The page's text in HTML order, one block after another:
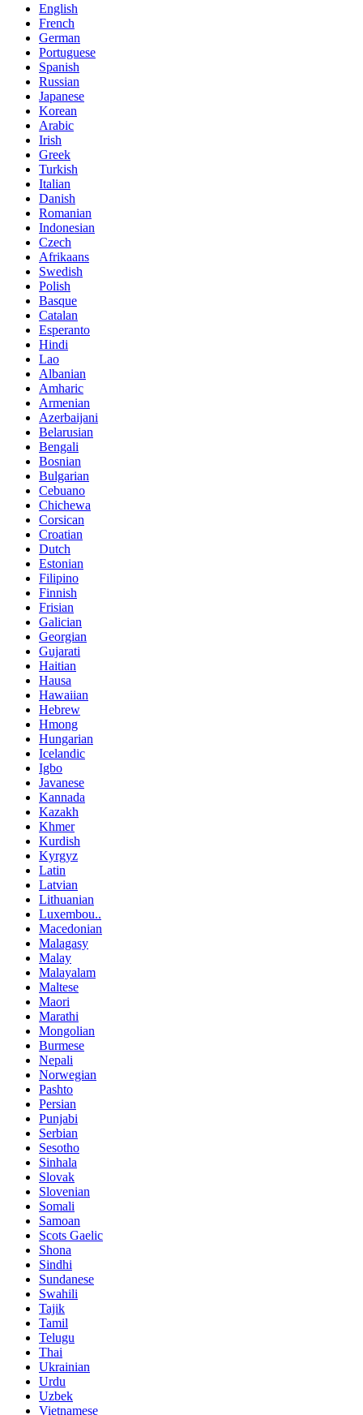
English
French
German
Portuguese
Spanish
Russian
Japanese
Korean
Arabic
Irish
Greek
Turkish
Italian
Danish
Romanian
Indonesian
Czech
Afrikaans
Swedish
Polish
Basque
Catalan
Esperanto
Hindi
Lao
Albanian
Amharic
Armenian
Azerbaijani
Belarusian
Bengali
Bosnian
Bulgarian
Cebuano
Chichewa
Corsican
Croatian
Dutch
Estonian
Filipino
Finnish
Frisian
Galician
Georgian
Gujarati
Haitian
Hausa
Hawaiian
Hebrew
Hmong
Hungarian
Icelandic
Igbo
Javanese
Kannada
Kazakh
Khmer
Kurdish
Kyrgyz
Latin
Latvian
Lithuanian
Luxembou..
Macedonian
Malagasy
Malay
Malayalam
Maltese
Maori
Marathi
Mongolian
Burmese
Nepali
Norwegian
Pashto
Persian
Punjabi
Serbian
Sesotho
Sinhala
Slovak
Slovenian
Somali
Samoan
Scots Gaelic
Shona
Sindhi
Sundanese
Swahili
Tajik
Tamil
Telugu
Thai
Ukrainian
Urdu
Uzbek
Vietnamese